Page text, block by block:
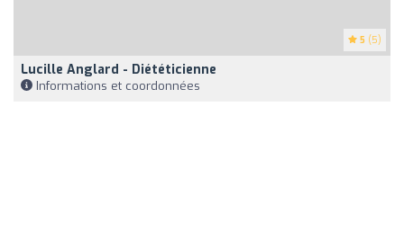
5 (5)
Lucille Anglard - Diététicienne
Informations et coordonnées